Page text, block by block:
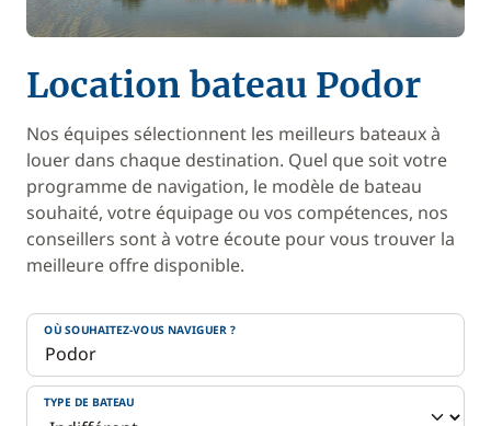
Location bateau Podor
Nos équipes sélectionnent les meilleurs bateaux à
louer dans chaque destination. Quel que soit votre
programme de navigation, le modèle de bateau
souhaité, votre équipage ou vos compétences, nos
conseillers sont à votre écoute pour vous trouver la
meilleure offre disponible.
OÙ SOUHAITEZ-VOUS NAVIGUER ?
TYPE DE BATEAU